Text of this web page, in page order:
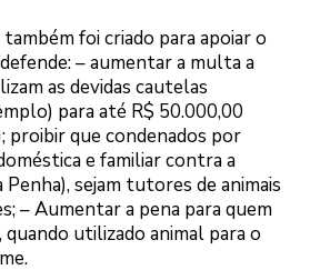
foi criado para apoiar o
– aumentar a multa a
as devidas cautelas
para até R$ 50.000,00
proibir que condenados por
e familiar contra a
sejam tutores de animais
– Aumentar a pena para quem
utilizado animal para o